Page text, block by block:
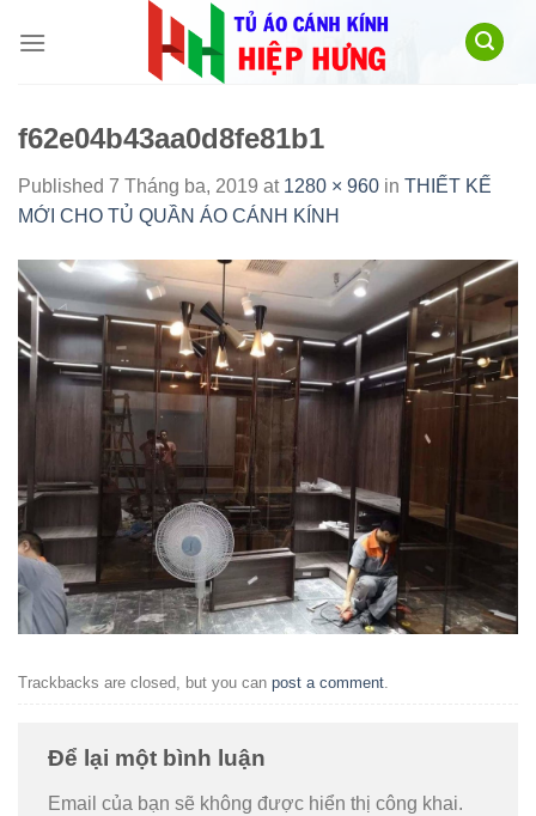
f62e04b43aa0d8fe81b1
Published 7 Tháng ba, 2019 at 1280 × 960 in THIẾT KẾ
MỚI CHO TỦ QUẦN ÁO CÁNH KÍNH
Trackbacks are closed, but you can post a comment
Để lại một bình luận
Email của bạn sẽ không được hiển thị công khai.